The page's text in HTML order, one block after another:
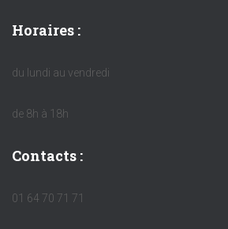
Horaires :
du lundi au vendredi
de 8h à 18h
Contacts :
01 64 70 71 71